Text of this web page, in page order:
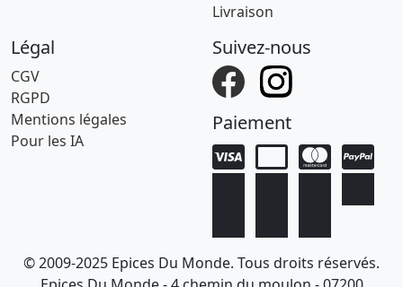
Livraison
Légal
CGV
RGPD
Mentions légales
Pour les IA
Suivez-nous
Paiement
© 2009-2025 Epices Du Monde. Tous droits réservés.